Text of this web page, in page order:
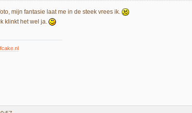
mijn fantasie laat me in de steek vrees ik.
klinkt het wel ja.